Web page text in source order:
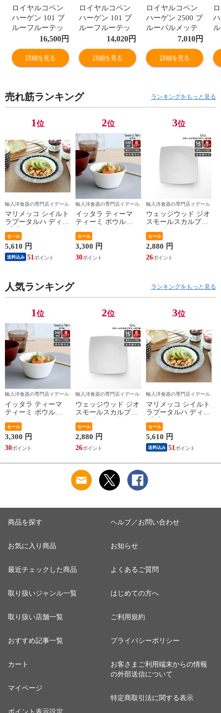
ロイヤルコペン
ハーゲン 101 ブ
ルーフルーテッ
ド・プレイン(プ
レーンレース)
092 カップ＆ソ
ーサー ハイハン
贈り物 【食器 カ
トラリー】【ギ
16,500円
詳細を見る
ロイヤルコペン
ハーゲン 101 ブ
ルーフルーテッ
ド プレイン 027
マグカップ Sサ
イズ ペア 280ml
Royal
セット ギフト 結
婚祝い プレゼン
ット ギフトセッ
ト 【食器 カトラ
リー】【ギフ
ト】
14,020円
詳細を見る
ロイヤルコペン
ハーゲン 2500 ブ
ルーパルメッテ
497 マグカップ
280ml Royal
Copenhagen Blue
Palmette ギフト
器 カトラリー】
【ギフト】
7,010円
詳細を見る
売れ筋ランキング ランキングをもっと見る
1位
輸入洋食器の専門店イデール
マリメッコ シイルト
ラプータルハ ディー
イト/ブラック
marimekko
SIIRTOLAPUUTARHA
パスタプレート 結婚
リメッコ】【食器 カ
トラリー】【ギフ
セール
5,610 円
送料込み 51
2位
輸入洋食器の専門店イデール
イッタラ ティーマ
ティーミ ボウル
Tiimi 耐熱 電子レン
ジ対応 ギフト 結婚
祝い プレゼント 贈
り物 【iittala イッタ
セール
3,300 円
30
3位
輸入洋食器の専門店イデール
ウェッジウッド ジオ
スモールスカルプチ
ギフト 結婚祝い プ
レゼント 贈り物
【食器 カトラリー】
【ギフト】
セール
2,880 円
26
人気ランキング ランキングをもっと見る
1位
輸入洋食器の専門店イデール
イッタラ ティーマ
ティーミ ボウル
Tiimi 耐熱 電子レン
ジ対応 ギフト 結婚
祝い プレゼント 贈
り物 【iittala イッタ
セール
3,300 円
30
2位
輸入洋食器の専門店イデール
ウェッジウッド ジオ
スモールスカルプチ
ギフト 結婚祝い プ
レゼント 贈り物
【食器 カトラリー】
【ギフト】
セール
2,880 円
26
3位
輸入洋食器の専門店イデール
マリメッコ シイルト
ラプータルハ ディー
イト/ブラック
marimekko
SIIRTOLAPUUTARHA
パスタプレート 結婚
リメッコ】【食器 カ
トラリー】【ギフ
セール
5,610 円
送料込み 51
商品を探す
お気に入り商品
最近チェックした商品
取り扱いジャンル一覧
取り扱い店舗一覧
おすすめ記事一覧
カート
マイページ
ヘルプ／お問い合わせ
お知らせ
よくあるご質問
はじめての方へ
ご利用規約
プライバシーポリシー
お客さまご利用端末からの情報
の外部送信について
特定商取引法に関する表示